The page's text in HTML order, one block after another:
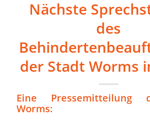
Nächste
des
der Stadt Worms
Eine Pressemitteilung
Worms: